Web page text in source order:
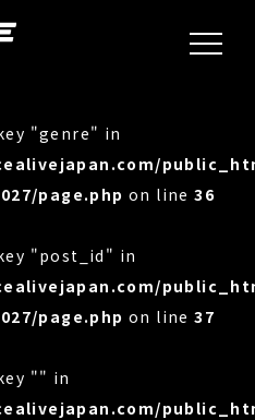
"genre" in
page.php on line36
"post_id" in
page.php on line37
"" in